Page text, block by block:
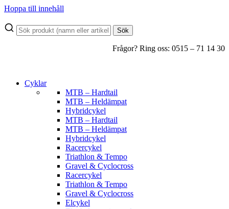
Hoppa till innehåll
Sök
Frågor? Ring oss: 0515 – 71 14 30
Cyklar
MTB – Hardtail
MTB – Heldämpat
Hybridcykel
MTB – Hardtail
MTB – Heldämpat
Hybridcykel
Racercykel
Triathlon & Tempo
Gravel & Cyclocross
Racercykel
Triathlon & Tempo
Gravel & Cyclocross
Elcykel